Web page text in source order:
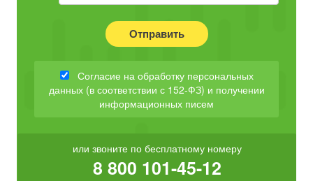
Отправить
Согласие на обработку персональных
данных (в соответствии с 152-ФЗ) и получении
информационных писем
или звоните по бесплатному номеру
8 800 101-45-12